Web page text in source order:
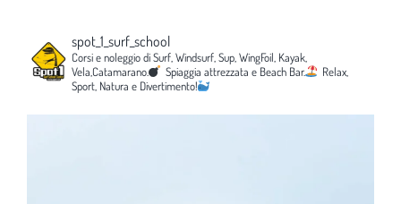
spot_1_surf_school
Corsi e noleggio di Surf, Windsurf, Sup, WingFoil, Kayak,
Vela,Catamarano.
Spiaggia attrezzata e Beach Bar.
Relax,
Sport, Natura e Divertimento!